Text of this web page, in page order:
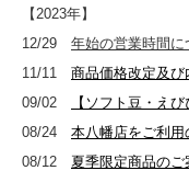
【2023年】
12/29 年始の営業時間に
11/11 商品価格改定及
09/02
【ソフト豆・え
08/24 本八幡店をご利
08/12 夏季限定商品のご